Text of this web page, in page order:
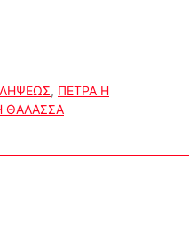
, ΠΕΤΡΑ Η
ΘΑΛΑΣΣΑ